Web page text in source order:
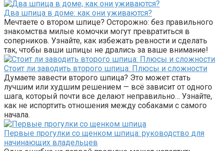
Два шпица в доме: как они уживаются?
Мечтаете о втором шпице? Осторожно: без правильного
знакомства милые комочки могут превратиться в
соперников. Узнайте, как избежать ревности и сделать
так, чтобы ваши шпицы не дрались за ваше внимание!
Стоит ли заводить второго шпица: Плюсы и сложности
Думаете завести второго шпица? Это может стать
лучшим или худшим решением — всё зависит от одного
шага, который почти все делают неправильно… Узнайте,
как не испортить отношения между собаками с самого
начала.
Первые прогулки со щенком шпица: руководство для
начинающих владельцев